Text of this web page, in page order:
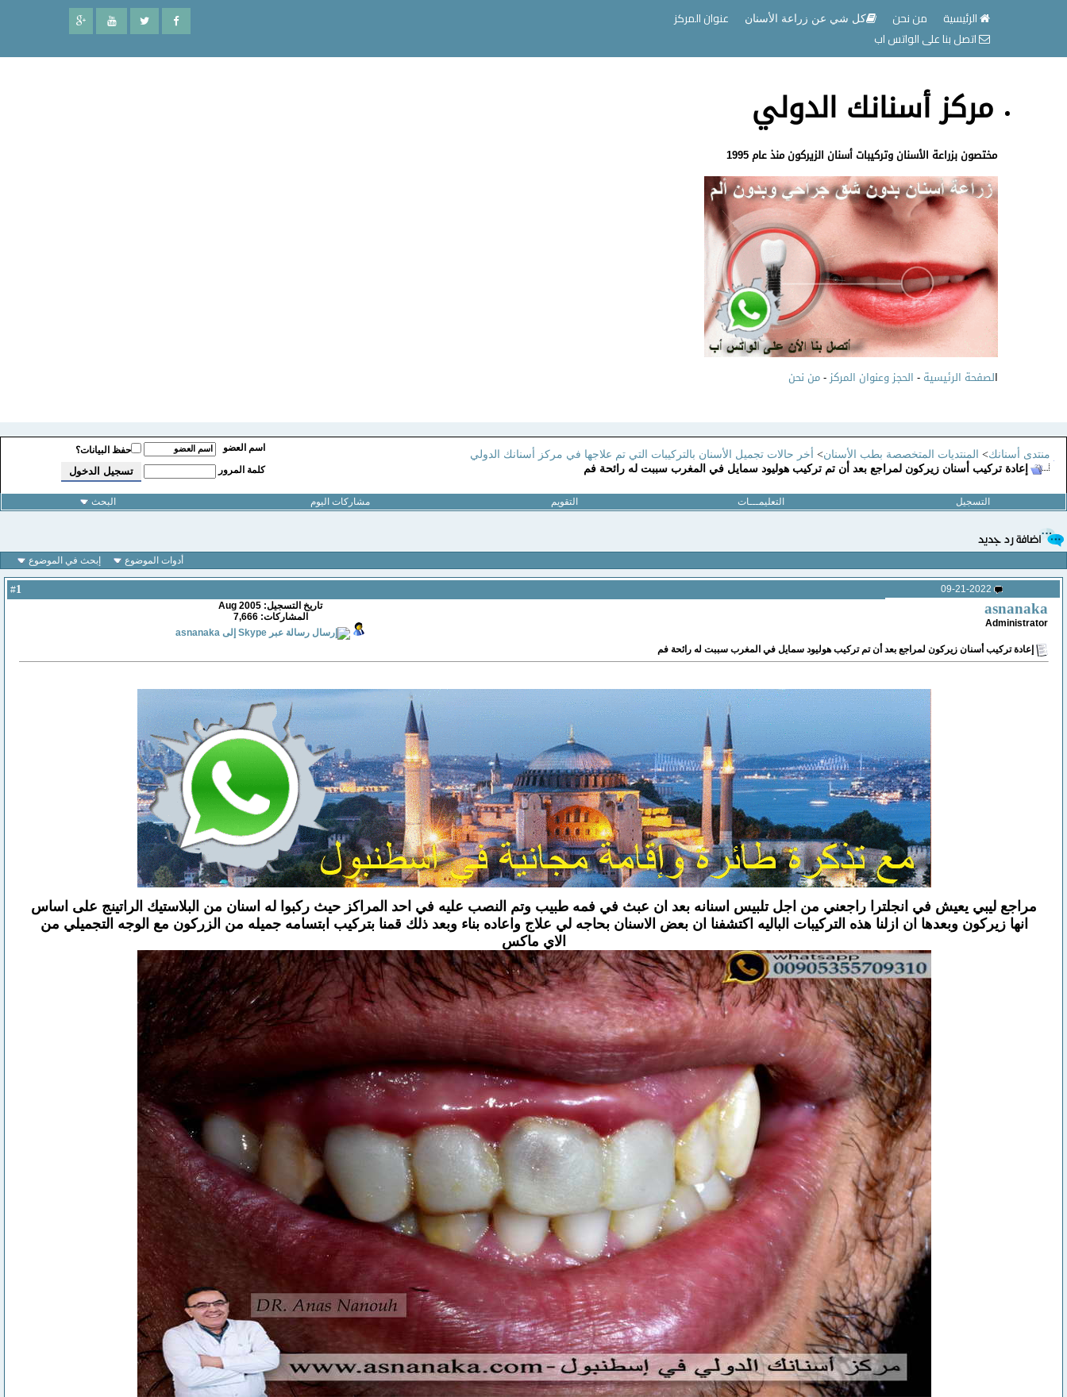
الرئيسية من نحن كل شي عن زراعة الأسنان
عنوان المركز
اتصل بنا على الواتس اب
مركز أسنانك الدولي
مختصون بزراعة الأسنان وتركيبات أسنان الزيركون منذ عام 1995
الصفحة الرئيسية - الحجز وعنوان المركز-من نحن
منتدى أسنانك> المنتديات المتخصصة بطب الأسنان> أخر حالات تجميل الأسنان بالتركيبات التي تم علاجها في مركز أسنانك الدولي
إعادة تركيب أسنان زيركون لمراجع بعد أن تم تركيب هوليود سمايل في المغرب سببت له رائحة فم
اسم العضو
حفظ البيانات؟
كلمة المرور
التسجيل التعليمـــات التقويم مشاركات اليوم البحث
أدوات الموضوع إبحث في الموضوع
09-21-2022
1
asnanaka
Administrator
تاريخ التسجيل: Aug 2005
المشاركات: 7,666
إعادة تركيب أسنان زيركون لمراجع بعد أن تم تركيب هوليود سمايل في المغرب سببت له رائحة فم
مراجع ليبي يعيش في انجلترا راجعني من اجل تلبيس اسنانه بعد ان عبث في فمه طبيب وتم النصب عليه في احد المراكز حيث ركبوا له اسنان من البلاستيك الراتينج على اساس
انها زيركون وبعدها ان ازلنا هذه التركيبات الباليه اكتشفنا ان بعض الاسنان بحاجه لي علاج واعاده بناء وبعد ذلك قمنا بتركيب ابتسامه جميله من الزركون مع الوجه التجميلي من
الاي ماكس